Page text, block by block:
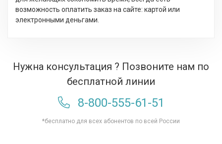
возможность оплатить заказ на сайте: картой или
электронными деньгами.
Нужна консультация ? Позвоните нам по
бесплатной линии
8-800-555-61-51
*бесплатно для всех абонентов по всей России